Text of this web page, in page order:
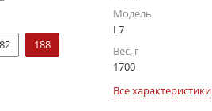
188
Модель
L7
Вес, г
1700
Все характеристики